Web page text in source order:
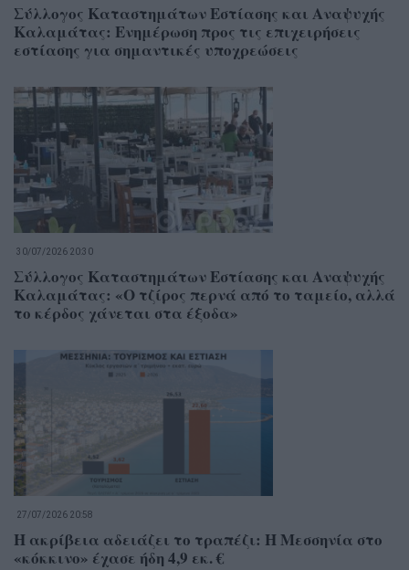
Σύλλογος Καταστημάτων Εστίασης και Αναψυχής
Καλαμάτας: Ενημέρωση προς τις επιχειρήσεις
εστίασης για σημαντικές υποχρεώσεις
30/07/2026 20:30
Σύλλογος Καταστημάτων Εστίασης και Αναψυχής
Καλαμάτας: «Ο τζίρος περνά από το ταμείο, αλλά
το κέρδος χάνεται στα έξοδα»
27/07/2026 20:58
Η ακρίβεια αδειάζει το τραπέζι: Η Μεσσηνία στο
«κόκκινο» έχασε ήδη 4,9 εκ. €